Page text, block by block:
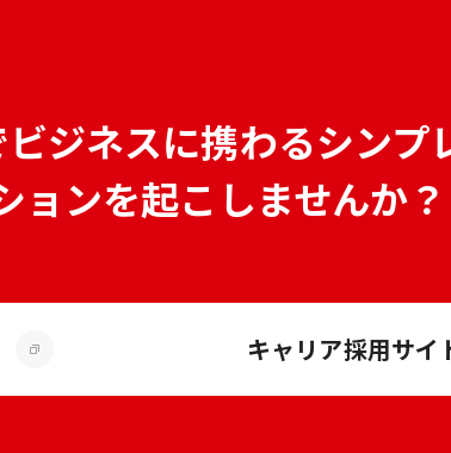
ジネスに携わるシンプ
ョンを起こしませんか？
キャリア採用サイ